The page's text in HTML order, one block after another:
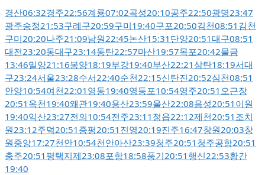
경산06:32경주22:56계룡07:02곡성20:10공주22:50광명23:47
광주송정21:53구례구20:59구미19:40구포20:50김천08:51 김천
구미20:20나주21:09남원22:45논산15:31 단양20:51대구08:51
대전23:20동대구23:14동탄22:57마산19:57목포20:42물금
13:46밀양21:16봉양18:19부강19:40부산22:21삼탄18:19서대
구23:24서울23:28수서22:40순천22:15신탄진20:52심천08:51
안양10:54여천22:01 영동19:40영등포10:54영주20:51 오근장
20:51 옥천19:40왜관19:40용산23:59울산22:08음성20:51 이원
19:40익산23:27전의10:54전주23:11 정읍22:12제천20:51 조치
원23:12주덕20:51 증평20:51 진영20:19진주16:47창원20:03창
원중앙17:27천안10:54천안아산23:39청주20:51 청주공항20:51
충주20:51 평택지제23:08포항18:58풍기20:51 행신22:53황간
19:40